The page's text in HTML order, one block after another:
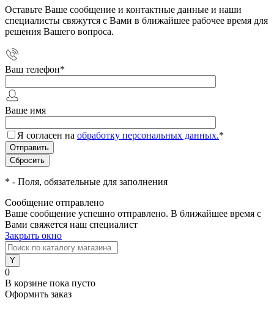
Оставьте Ваше сообщение и контактные данные и наши
специалисты свяжутся с Вами в ближайшее рабочее время для
решения Вашего вопроса.
Ваш телефон*
Ваше имя
Я согласен на обработку персональных данных.*
* - Поля, обязательные для заполнения
Сообщение отправлено
Ваше сообщение успешно отправлено. В ближайшее время с
Вами свяжется наш специалист
Закрыть окно
0
В корзине пока пусто
Оформить заказ